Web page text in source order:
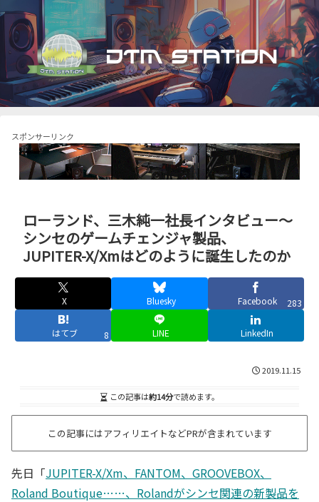
スポンサーリンク
ローランド、三木純一社長インタビュー～
シンセのゲームチェンジャ製品、
JUPITER-X/Xmはどのように誕生したのか
X Bluesky Facebook 283
はてブ 8 LINE LinkedIn
2019.11.15
この記事は約14分で読めます。
この記事にはアフィリエイトなどPRが含まれています
先日「JUPITER-X/Xm、FANTOM、GROOVEBOX、
Roland Boutique……、Rolandがシンセ関連の新製品を